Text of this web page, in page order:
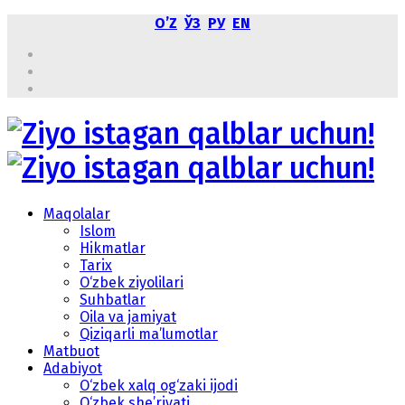
OʼZ ЎЗ РУ EN
Maqolalar
Islom
Hikmatlar
Tarix
O‘zbek ziyolilari
Suhbatlar
Oila va jamiyat
Qiziqarli ma’lumotlar
Matbuot
Adabiyot
O‘zbek xalq og‘zaki ijodi